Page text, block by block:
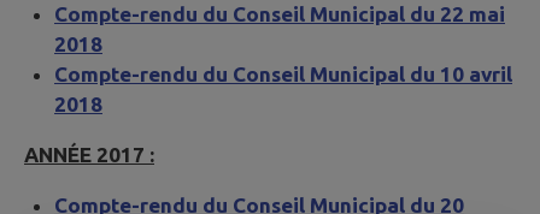
Compte-rendu du Conseil Municipal du 22 mai
2018
Compte-rendu du Conseil Municipal du 10 avril
2018
ANNÉE 2017 :
Compte-rendu du Conseil Municipal du 20